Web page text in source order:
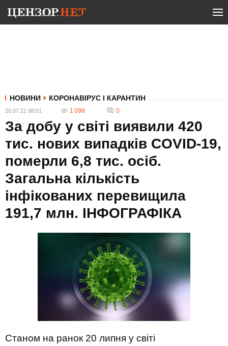
НОВИНИ КОРОНАВІРУС І КАРАНТИН
20.07.21 08:51 1 098 0
За добу у світі виявили 420
тис. нових випадків COVID-19,
померли 6,8 тис. осіб.
Загальна кількість
інфікованих перевищила
191,7 млн. ІНФОГРАФІКА
Станом на ранок 20 липня у світі